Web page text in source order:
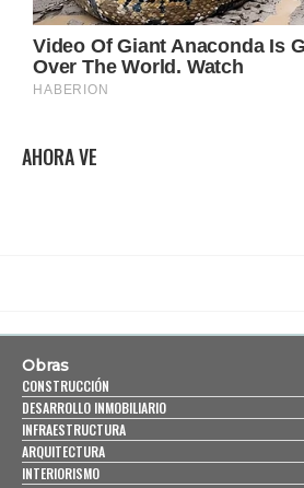
AHORA VE
Obras
CONSTRUCCIÓN
DESARROLLO INMOBILIARIO
INFRAESTRUCTURA
ARQUITECTURA
INTERIORISMO